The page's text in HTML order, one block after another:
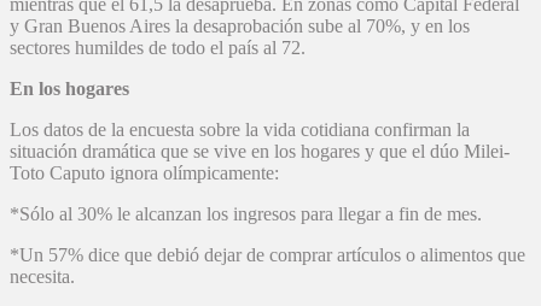
mientras que el 61,5 la desaprueba. En zonas como Capital Federal
y Gran Buenos Aires la desaprobación sube al 70%, y en los
sectores humildes de todo el país al 72.
En los hogares
Los datos de la encuesta sobre la vida cotidiana confirman la
situación dramática que se vive en los hogares y que el dúo Milei-
Toto Caputo ignora olímpicamente:
*Sólo al 30% le alcanzan los ingresos para llegar a fin de mes.
*Un 57% dice que debió dejar de comprar artículos o alimentos que
necesita.